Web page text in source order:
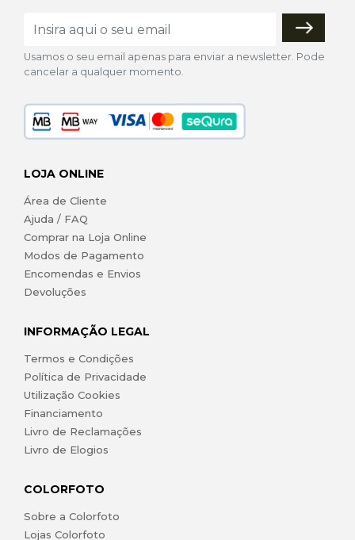
Usamos o seu email apenas para enviar a newsletter. Pode
cancelar a qualquer momento.
LOJA ONLINE
Área de Cliente
Ajuda / FAQ
Comprar na Loja Online
Modos de Pagamento
Encomendas e Envios
Devoluções
INFORMAÇÃO LEGAL
Termos e Condições
Política de Privacidade
Utilização Cookies
Financiamento
Livro de Reclamações
Livro de Elogios
COLORFOTO
Sobre a Colorfoto
Lojas Colorfoto